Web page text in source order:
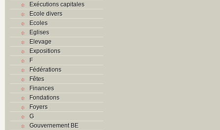
Exécutions capitales
Ecole divers
Ecoles
Eglises
Elevage
Expositions
F
Fédérations
Fêtes
Finances
Fondations
Foyers
G
Gouvernement BE